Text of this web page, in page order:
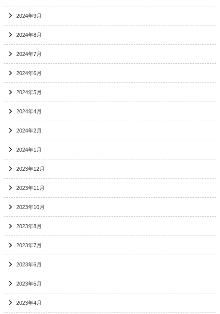
2024年9月
2024年8月
2024年7月
2024年6月
2024年5月
2024年4月
2024年2月
2024年1月
2023年12月
2023年11月
2023年10月
2023年8月
2023年7月
2023年6月
2023年5月
2023年4月